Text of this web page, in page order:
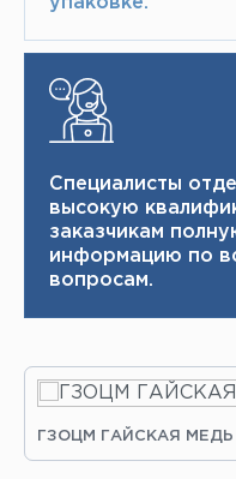
Специалисты
высокую
заказчикам
информацию по
вопросам.
ГЗОЦМ ГАЙСКАЯ МЕДЬ